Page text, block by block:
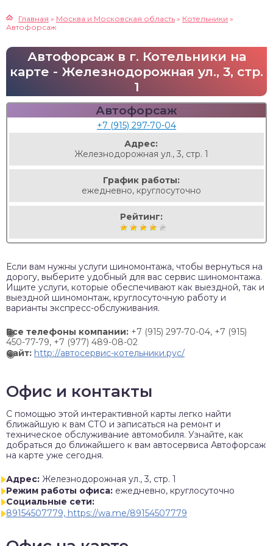
Главная » Москва и Московская область » Котельники »
Автофорсаж
Автофорсаж в г. Котельники на
карте - Железнодорожная ул., 3, стр.
1
Автофорсаж
+7 (915) 297-70-04
Адрес:
Железнодорожная ул., 3, стр. 1
График работы:
ежедневно, круглосуточно
Рейтинг:
Если вам нужны услуги шиномонтажа, чтобы вернуться на
дорогу, выберите удобный для вас сервис шиномонтажа.
Ищите услуги, которые обеспечивают как выездной, так и
выездной шиномонтаж, круглосуточную работу и
варианты экспресс-обслуживания.
Все телефоны компании: +7 (915) 297-70-04, +7 (915)
450-77-79, +7 (977) 489-08-02
Сайт: http://автосервис-котельники.рус/
Офис и контакты
C помощью этой интерактивной карты легко найти
ближайшую к вам СТО и записаться на ремонт и
техническое обслуживание автомобиля. Узнайте, как
добраться до ближайшего к вам автосервиса Автофорсаж
на карте уже сегодня.
Адрес: Железнодорожная ул., 3, стр. 1
Режим работы офиса: ежедневно, круглосуточно
Социальные сети:
89154507779, https://wa.me/89154507779